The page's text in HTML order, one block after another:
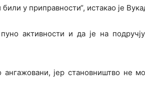
у приправности“, истакао је
активности и да је на
ангажовани, јер становништво не